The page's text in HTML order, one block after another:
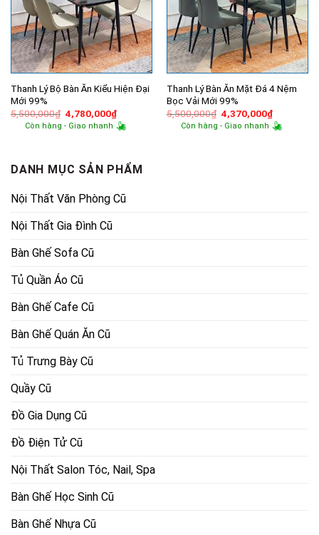
Thanh Lý Bộ Bàn Ăn Kiểu Hiện Đại
Mới 99%
5,500,000₫ Giá
gốc
là:
4,780,000₫Giá
hiện
tại
Còn hàng - Giao nhanh
Thanh Lý Bàn Ăn Mặt Đá 4 Nệm
Bọc Vải Mới 99%
5,500,000₫ Giá
gốc
là:
4,370,000₫Giá
hiện
tại
Còn hàng - Giao nhanh
DANH MỤC SẢN PHẨM
Nội Thất Văn Phòng Cũ
Nội Thất Gia Đình Cũ
Bàn Ghế Sofa Cũ
Tủ Quần Áo Cũ
Bàn Ghế Cafe Cũ
Bàn Ghế Quán Ăn Cũ
Tủ Trưng Bày Cũ
Quầy Cũ
Đồ Gia Dụng Cũ
Đồ Điện Tử Cũ
Nội Thất Salon Tóc, Nail, Spa
Bàn Ghế Học Sinh Cũ
Bàn Ghế Nhựa Cũ